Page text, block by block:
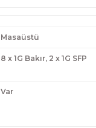
Masaüstü
8 x 1G Bakır, 2 x 1G SFP
Var